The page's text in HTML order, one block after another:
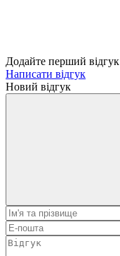
Додайте перший відгук
Написати відгук
Новий відгук